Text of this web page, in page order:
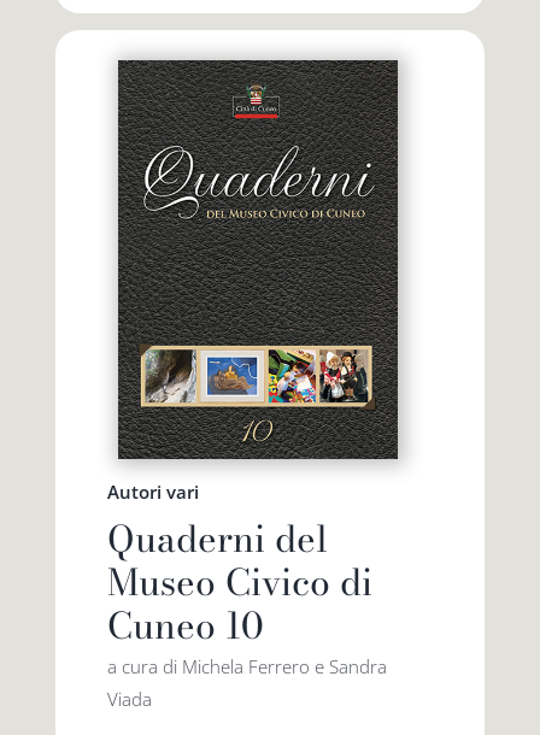
Autori vari
Quaderni del
Museo Civico di
Cuneo 10
a cura di Michela Ferrero e Sandra
Viada